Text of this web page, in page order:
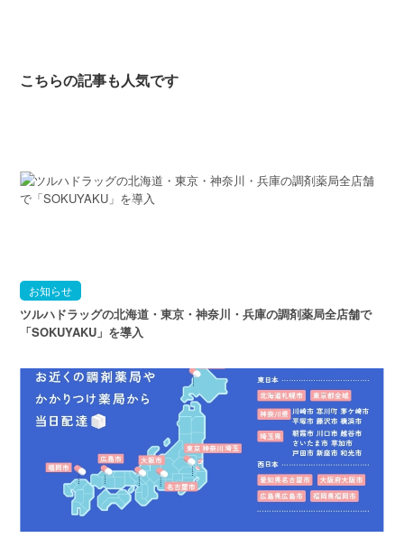
こちらの記事も人気です
お知らせ
ツルハドラッグの北海道・東京・神奈川・兵庫の調剤薬局全店舗で
「SOKUYAKU」を導入